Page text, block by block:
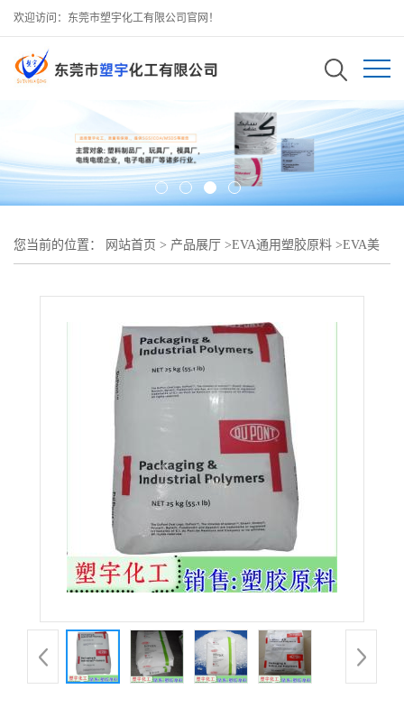
欢迎访问：东莞市塑宇化工有限公司官网！
您当前的位置： 网站首页 > 产品展厅 >EVA通用塑胶原料 >EVA美